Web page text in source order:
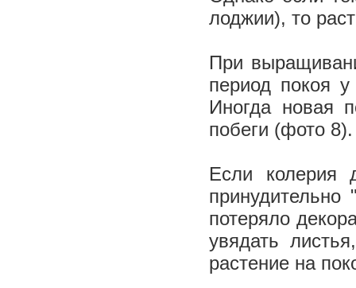
лоджии), то
При
период покоя
Иногда новая
побеги (фото
Если колерия
потеряло
увядать
растение на